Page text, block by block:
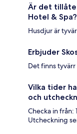
Är det
Hotel & Spa?
Husdjur är
Erbjuder
Det finns
Vilka tider
och
Checka in från:
Utcheckning